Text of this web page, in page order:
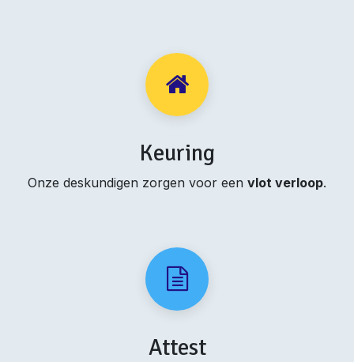
Keuring
Onze deskundigen zorgen voor een vlot verloop.
Attest